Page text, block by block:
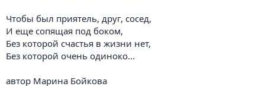
Чтобы был приятель, друг, сосед,
И еще сопящая под боком,
Без которой счастья в жизни нет,
Без которой очень одиноко...
автор Марина Бойкова